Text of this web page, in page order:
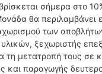
σήμερα στο
θα περιλαμβάνει
των
ξεχωριστής
τη μετατροπή τους σε
και παραγωγής